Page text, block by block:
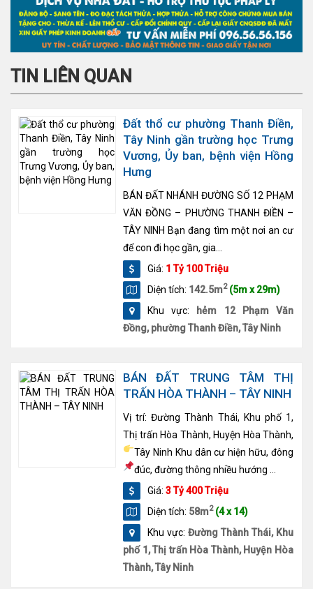
TIN LIÊN QUAN
Đất thổ cư phường Thanh Điền,
Tây Ninh gần trường học Trưng
Vương, Ủy ban, bệnh viện Hồng
Hưng
BÁN ĐẤT NHÁNH ĐƯỜNG SỐ 12 PHẠM
VĂN ĐỒNG – PHƯỜNG THANH ĐIỀN –
TÂY NINH Bạn đang tìm một nơi an cư
để con đi học gần, gia...
Giá: 1 Tỷ 100 Triệu
Diện tích: 142.5m2 (5m x 29m)
Khu vực:
hẻm 12 Phạm Văn
Đồng, phường Thanh Điền, Tây Ninh
BÁN ĐẤT TRUNG TÂM THỊ
TRẤN HÒA THÀNH – TÂY NINH
Vị trí: Đường Thành Thái, Khu phố 1,
Thị trấn Hòa Thành, Huyện Hòa Thành,
Tây Ninh Khu dân cư hiện hữu, đông
đúc, đường thông nhiều hướng
Giá: 3 Tỷ 400 Triệu
Diện tích: 58m2 (4 x 14)
Khu vực: Đường Thành Thái, Khu
phố 1, Thị trấn Hòa Thành, Huyện Hòa
Thành, Tây Ninh